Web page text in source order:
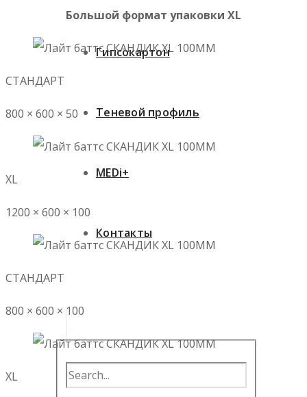
Гипсокартон
Теневой профиль
MEDi+
Контакты
Большой формат упаковки XL
СТАНДАРТ
800 × 600 × 50
XL
1200 × 600 × 100
СТАНДАРТ
800 × 600 × 100
XL